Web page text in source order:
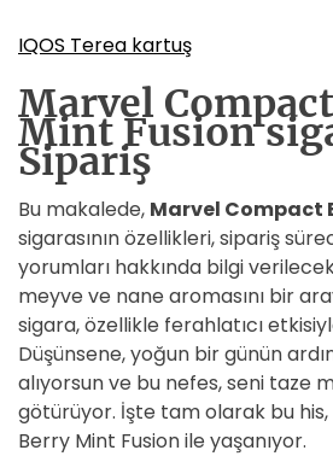
IQOS Terea kartuş
Marvel
Mint Fusion
Sipariş
Bu makalede, Marvel Compact
sigarasının özellikleri, sipariş
yorumları hakkında bilgi
meyve ve nane aromasını bir
sigara, özellikle ferahlatıcı
Düşünsene, yoğun bir günün
alıyorsun ve bu nefes, seni taze
götürüyor. İşte tam olarak bu
Berry Mint Fusion ile yaşanıyor.